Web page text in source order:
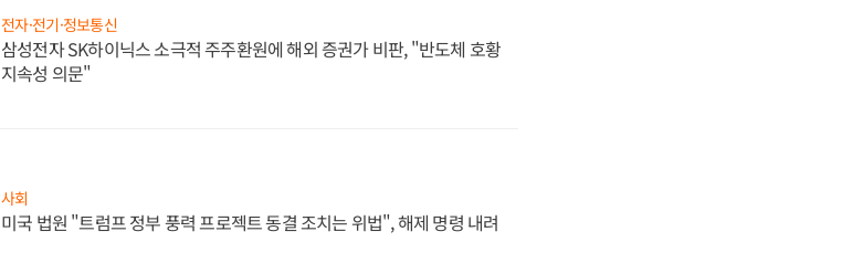
전자·전기·정보통신
삼성전자 SK하이닉스 소극적 주주환원에 해외 증권가 비판, "반도체 호황
지속성 의문"
사회
미국 법원 "트럼프 정부 풍력 프로젝트 동결 조치는 위법", 해제 명령 내려